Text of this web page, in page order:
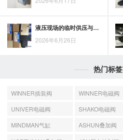
液压现场的临时供压与调试需求，EATON手动油泵适用场景解析
2026年6月26日
热门标签
WINNER插装阀 WINNER电磁阀
UNIVER电磁阀
SHAKO电磁阀
MINDMAN气缸
ASHUN叠加阀